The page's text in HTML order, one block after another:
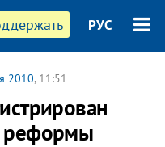
РУС
2010, 11:51
реформы